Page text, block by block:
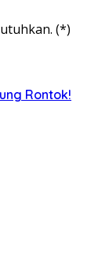
(*)
Rontok!